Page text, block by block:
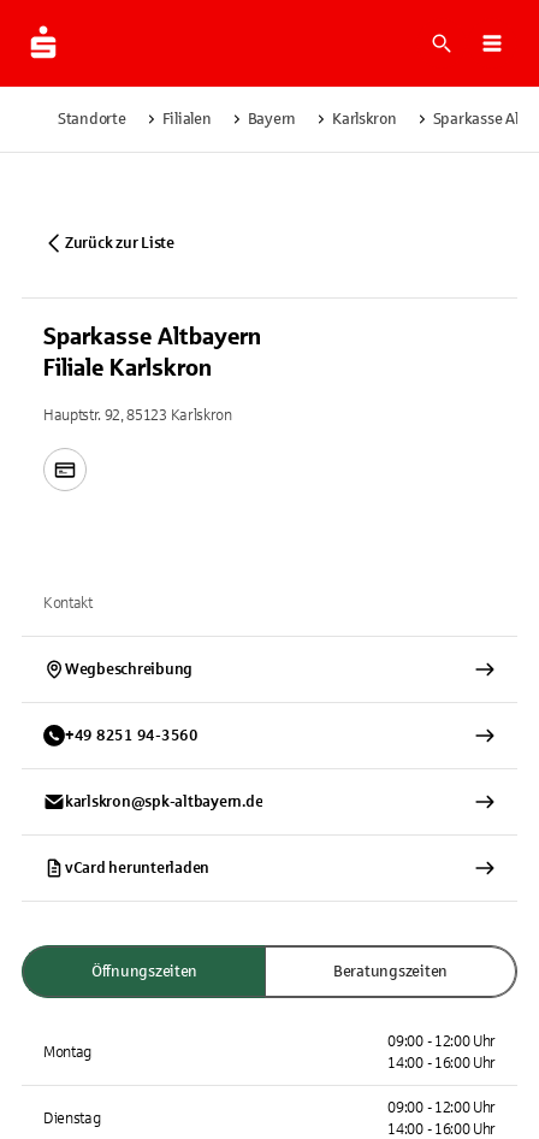
Suche
Standorte Filialen Bayern Karlskron Sparkasse
Zurück zur Liste
Sparkasse Altbayern
Filiale Karlskron
Hauptstr. 92, 85123 Karlskron
Kontakt
Wegbeschreibung
+49 8251 94-3560
karlskron@spk-altbayern.de
vCard herunterladen
Öffnungszeiten Beratungszeiten
Montag
09:00 - 12:00 Uhr
14:00 - 16:00 Uhr
Dienstag
09:00 - 12:00 Uhr
14:00 - 16:00 Uhr